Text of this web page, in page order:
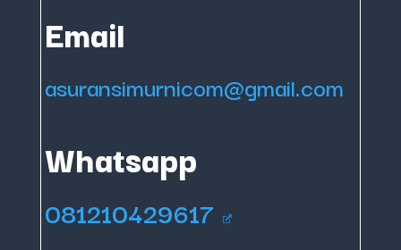
Email
asuransimurnicom@gmail.com
Whatsapp
081210429617